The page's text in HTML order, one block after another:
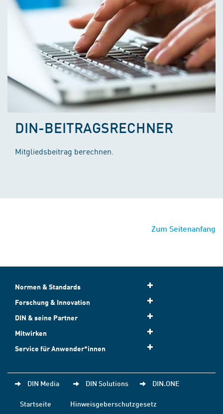
DIN-BEITRAGSRECHNER
Mitgliedsbeitrag berechnen.
Zum Seitenanfang
Normen & Standards
Forschung & Innovation
DIN & seine Partner
Mitwirken
Service für Anwender*innen
DIN Media DIN Solutions DIN.ONE
Startseite
Hinweisgeberschutzgesetz